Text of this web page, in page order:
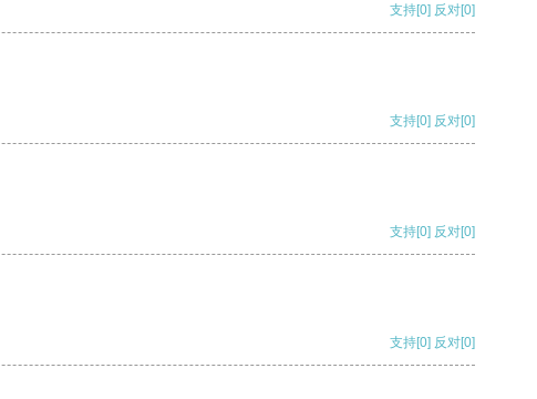
支持[0] 反对[0]
支持[0] 反对[0]
支持[0] 反对[0]
支持[0] 反对[0]